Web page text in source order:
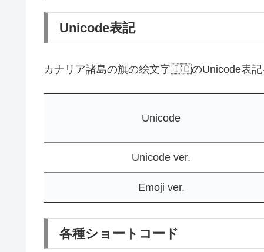
Unicode表記
カナリア諸島の旗の絵文字🇮🇨のUnicode表記
Unicode
Unicode ver.
Emoji ver.
各種ショートコード